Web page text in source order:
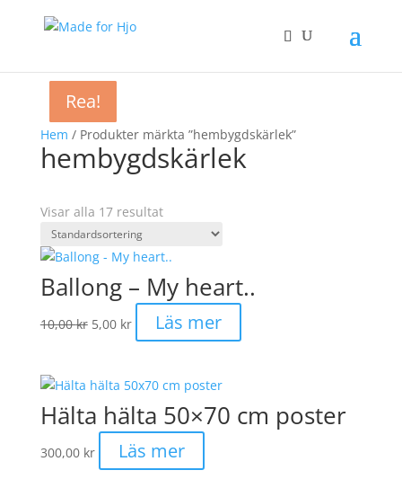
Hem / Produkter märkta ”hembygdskärlek”
hembygdskärlek
Visar alla 17 resultat
Rea!
Ballong – My heart..
10,00kr Det
ursprungliga
var:
5,00 kr
nuvarande
är:
Läs mer
Hälta hälta 50×70 cm poster
300,00 kr Läs mer
Rea!
Rea!
Rea!
Rea!
Rea!
Rea!
Rea!